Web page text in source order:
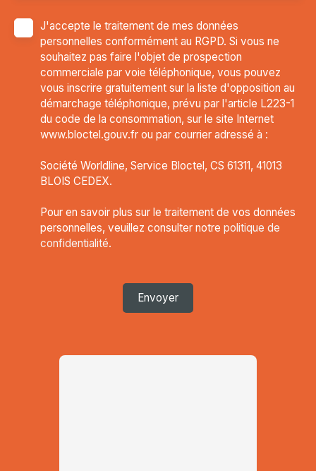
J'accepte le traitement de mes données
personnelles conformément au RGPD. Si vous ne
souhaitez pas faire l'objet de prospection
commerciale par voie téléphonique, vous pouvez
vous inscrire gratuitement sur la liste d'opposition au
démarchage téléphonique, prévu par l'article L223-1
du code de la consommation, sur le site Internet
www.bloctel.gouv.fr ou par courrier adressé à :
Société Worldline, Service Bloctel, CS 61311, 41013
BLOIS CEDEX.
Pour en savoir plus sur le traitement de vos données
personnelles, veuillez consulter notre politique de
confidentialité.
Envoyer